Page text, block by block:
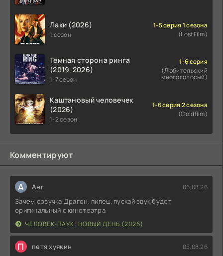
Лаки (2026)
1 сезон
1-5 серия 1 сезона
(LostFilm)
Тёмная сторона ринга
(2019-2026)
1-7 сезон
1-6 серия
(Любительский
многоголосый)
Каштановый человечек
(2026)
1-2 сезон
1-6 серия 2 сезона
(Coldfilm)
Комментируют
А Анг 06.08.26
Зачем озвучка Драгон, пипец, пускай звук будет
оригинальный с кинотеатра
ЧЕЛОВЕК-ПАУК: НОВЫЙ ДЕНЬ (2026)
П петя хуякин 05.08.26